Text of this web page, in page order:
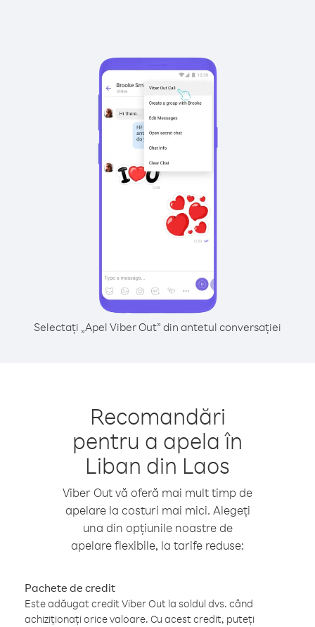
Selectați „Apel Viber Out” din antetul conversației
Recomandări
pentru a apela în
Liban din Laos
Viber Out vă oferă mai mult timp de
apelare la costuri mai mici. Alegeți
una din opțiunile noastre de
apelare flexibile, la tarife reduse:
Pachete de credit
Este adăugat credit Viber Out la soldul dvs. când
achiziționați orice valoare. Cu acest credit, puteți